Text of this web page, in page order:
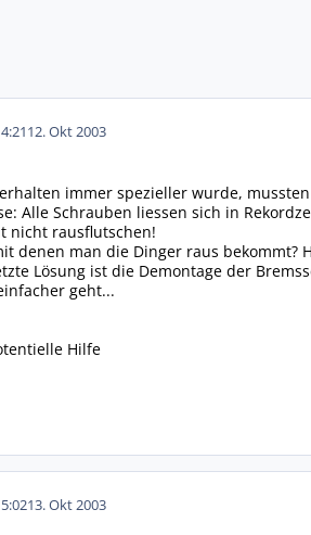
12. Okt 2003
immer spezieller wurde,
Alle Schrauben liessen sich in
nicht rausflutschen!
denen man die Dinger raus
Lösung ist die Demontage der
geht...
Hilfe
13. Okt 2003